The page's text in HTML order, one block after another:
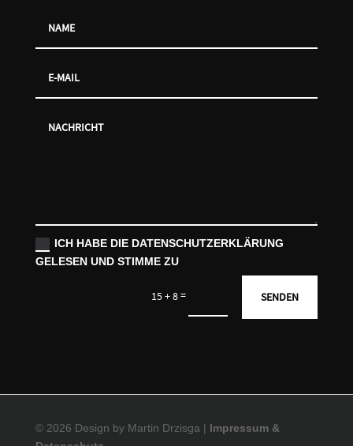
ICH HABE DIE DATENSCHUTZERKLÄRUNG
GELESEN UND STIMME ZU
15 + 8= SENDEN
© 2026 Design by Martin Drzisga | Impressum &